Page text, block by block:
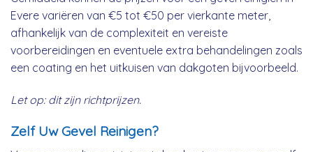
Evere variëren van €5 tot €50 per vierkante meter,
afhankelijk van de complexiteit en vereiste
voorbereidingen en eventuele extra behandelingen zoals
een coating en het uitkuisen van dakgoten bijvoorbeeld.
Let op: dit zijn richtprijzen.
Zelf Uw Gevel Reinigen?